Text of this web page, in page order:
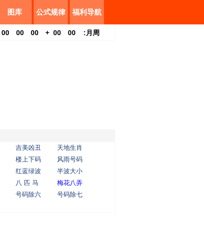
图库 公式规律 福利导航
00 00 00 + 00 00 : 月 周
吉美凶丑
天地生肖
楼上下码
风雨号码
红蓝绿波
半波大小
八 匹 马
梅花八弄
号码除六
号码除七